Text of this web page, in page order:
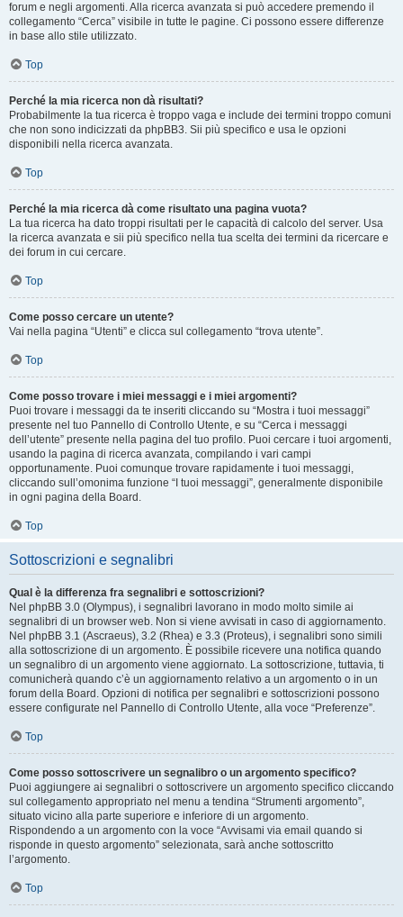
forum e negli argomenti. Alla ricerca avanzata si può accedere premendo il
collegamento “Cerca” visibile in tutte le pagine. Ci possono essere differenze
in base allo stile utilizzato.
Top
Perché la mia ricerca non dà risultati?
Probabilmente la tua ricerca è troppo vaga e include dei termini troppo comuni
che non sono indicizzati da phpBB3. Sii più specifico e usa le opzioni
disponibili nella ricerca avanzata.
Top
Perché la mia ricerca dà come risultato una pagina vuota?
La tua ricerca ha dato troppi risultati per le capacità di calcolo del server. Usa
la ricerca avanzata e sii più specifico nella tua scelta dei termini da ricercare e
dei forum in cui cercare.
Top
Come posso cercare un utente?
Vai nella pagina “Utenti” e clicca sul collegamento “trova utente”.
Top
Come posso trovare i miei messaggi e i miei argomenti?
Puoi trovare i messaggi da te inseriti cliccando su “Mostra i tuoi messaggi”
presente nel tuo Pannello di Controllo Utente, e su “Cerca i messaggi
dell’utente” presente nella pagina del tuo profilo. Puoi cercare i tuoi argomenti,
usando la pagina di ricerca avanzata, compilando i vari campi
opportunamente. Puoi comunque trovare rapidamente i tuoi messaggi,
cliccando sull’omonima funzione “I tuoi messaggi”, generalmente disponibile
in ogni pagina della Board.
Top
Sottoscrizioni e segnalibri
Qual è la differenza fra segnalibri e sottoscrizioni?
Nel phpBB 3.0 (Olympus), i segnalibri lavorano in modo molto simile ai
segnalibri di un browser web. Non si viene avvisati in caso di aggiornamento.
Nel phpBB 3.1 (Ascraeus), 3.2 (Rhea) e 3.3 (Proteus), i segnalibri sono simili
alla sottoscrizione di un argomento. È possibile ricevere una notifica quando
un segnalibro di un argomento viene aggiornato. La sottoscrizione, tuttavia, ti
comunicherà quando c’è un aggiornamento relativo a un argomento o in un
forum della Board. Opzioni di notifica per segnalibri e sottoscrizioni possono
essere configurate nel Pannello di Controllo Utente, alla voce “Preferenze”.
Top
Come posso sottoscrivere un segnalibro o un argomento specifico?
Puoi aggiungere ai segnalibri o sottoscrivere un argomento specifico cliccando
sul collegamento appropriato nel menu a tendina “Strumenti argomento”,
situato vicino alla parte superiore e inferiore di un argomento.
Rispondendo a un argomento con la voce “Avvisami via email quando si
risponde in questo argomento” selezionata, sarà anche sottoscritto
l’argomento.
Top